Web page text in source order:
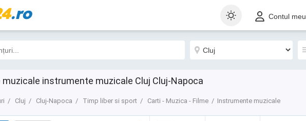
.ro Contul meu
instrumente muzicale Cluj Cluj-Napoca
Cluj Cluj-Napoca Timp liber si sport Carti - Muzica - Filme Instrumente muzicale
Toate
32
Sortează